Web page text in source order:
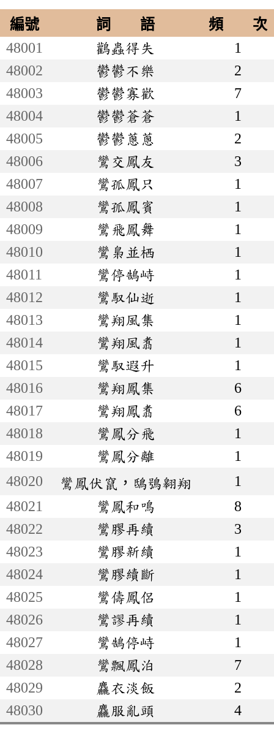
編號 詞 語
頻 次
48001
鸛蟲得失
1
48002
鬱鬱不樂
2
48003
鬱鬱寡歡
7
48004
鬱鬱蒼蒼
1
48005
鬱鬱蔥蔥
2
48006
鸞交鳳友
3
48007
鸞孤鳳只
1
48008
鸞孤鳳賓
1
48009
鸞飛鳳舞
1
48010
鸞梟並栖
1
48011
鸞停鵠峙
1
48012
鸞馭仙逝
1
48013
鸞翔風集
1
48014
鸞翔風翥
1
48015
鸞馭遐升
1
48016
鸞翔鳳集
6
48017
鸞翔鳳翥
6
48018
鸞鳳分飛
1
48019
鸞鳳分離
1
48020
鸞鳳伏竄，鴟鴞翱翔
1
48021
鸞鳳和鳴
8
48022
鸞膠再續
3
48023
鸞膠新續
1
48024
鸞膠續斷
1
48025
鸞儔鳳侶
1
48026
鸞謬再續
1
48027
鸞鵠停峙
1
48028
鸞飄鳳泊
7
48029
麤衣淡飯
2
48030
麤服亂頭 4